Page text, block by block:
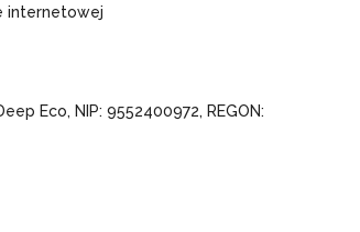
internetowej
Eco, NIP: 9552400972, REGON: